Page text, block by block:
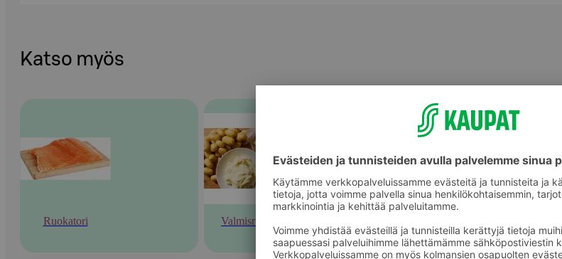
Katso myös
Ruokatori Valmisruoka